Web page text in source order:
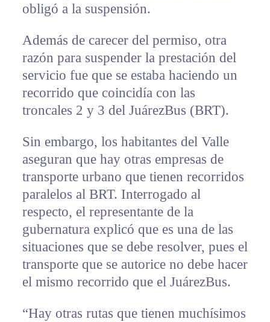
obligó a la suspensión.
Además de carecer del permiso, otra
razón para suspender la prestación del
servicio fue que se estaba haciendo un
recorrido que coincidía con las
troncales 2 y 3 del JuárezBus (BRT).
Sin embargo, los habitantes del Valle
aseguran que hay otras empresas de
transporte urbano que tienen recorridos
paralelos al BRT. Interrogado al
respecto, el representante de la
gubernatura explicó que es una de las
situaciones que se debe resolver, pues el
transporte que se autorice no debe hacer
el mismo recorrido que el JuárezBus.
“Hay otras rutas que tienen muchísimos